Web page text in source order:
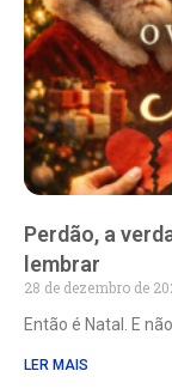
Perdão, a
lembrar
28 de dezembro de
Então é Natal. E
LER MAIS